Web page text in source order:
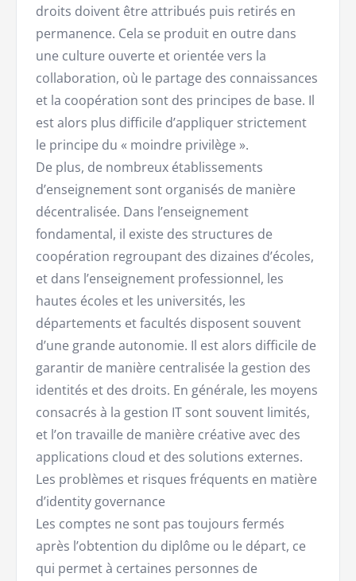
droits doivent être attribués puis retirés en
permanence. Cela se produit en outre dans
une culture ouverte et orientée vers la
collaboration, où le partage des connaissances
et la coopération sont des principes de base. Il
est alors plus difficile d’appliquer strictement
le principe du « moindre privilège ».
De plus, de nombreux établissements
d’enseignement sont organisés de manière
décentralisée. Dans l’enseignement
fondamental, il existe des structures de
coopération regroupant des dizaines d’écoles,
et dans l’enseignement professionnel, les
hautes écoles et les universités, les
départements et facultés disposent souvent
d’une grande autonomie. Il est alors difficile de
garantir de manière centralisée la gestion des
identités et des droits. En générale, les moyens
consacrés à la gestion IT sont souvent limités,
et l’on travaille de manière créative avec des
applications cloud et des solutions externes.
Les problèmes et risques fréquents en matière
d’identity governance
Les comptes ne sont pas toujours fermés
après l’obtention du diplôme ou le départ, ce
qui permet à certaines personnes de